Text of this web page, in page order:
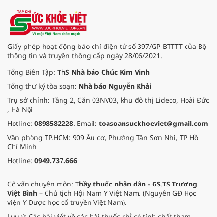
Giấy phép hoạt động báo chí điện tử số 397/GP-BTTTT của Bộ
thông tin và truyền thông cấp ngày 28/06/2021.
Tổng Biên Tập: ThS Nhà báo Chúc Kim Vinh
Tổng thư ký tòa soạn: Nhà báo Nguyễn Khải
Trụ sở chính: Tầng 2, Căn 03NV03, khu đô thị Lideco, Hoài Đức
, Hà Nội
Hotline: 0898582228. Email: toasoansuckhoeviet@gmail.com
Văn phòng TP.HCM: 909 Âu cơ, Phường Tân Sơn Nhì, TP Hồ
Chí Minh
Hotline: 0949.737.666
Cố vấn chuyên môn: Thầy thuốc nhân dân - GS.TS Trương
Việt Bình – Chủ tịch Hội Nam Y Việt Nam. (Nguyên GĐ Học
viện Y Dược học cổ truyền Việt Nam).